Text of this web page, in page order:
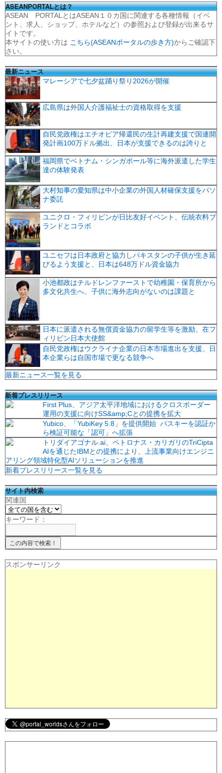
ASEANPORTALとは？
ASEAN PORTALとはASEAN１０カ国に関連する各種情報（イベ
ント、求人、ショップ、ホテルなど）の参照および登録が出来るサ
イトです。
本サイトの使い方は こちら(ASEANポータルの歩き方)からご確認下
さい。
最新ニュース
マレーシアで七夕盆踊り祭り2026が開催
広島県は外国人介護福祉士の資格取得を支援
自民党政権はエチオピア帰還民の生計再建支援で国連開
発計画100万ドル拠出、日本が支援できるのは誇りと
福岡県でベトナム・シンガポール等に海外派遣した学生
達の体験発表
大村知事の愛知県は中小企業の外国人材確保支援をパソ
ナ委託
ユニクロ・フィリピンが日比友好イベント、伝統衣料ブ
ランドとコラボ
ユニセフは日本政府と協力しパキスタンの子供が生き延
びるよう支援と、日本は648万ドル資金協力
小池都政はチルドレンファーストで幼稚園・保育所から
多文化共生へ、子供に海外志向がないのは課題と
日本に派遣される無償資金協力の留学生等を激励、在フ
ィリピン日本大使館
自民党政権はウクライナ企業の日本市場進出を支援、日
本企業らは自国市場で更なる競争へ
最新ニュース一覧を見る
新着プレスリリース
First Plus、アジア太平洋地域におけるクロスボーダー
運用の支援に向けSS&amp;Cとの提携を拡大
Yubico、「YubiKey 5.8」を提供開始 パスキーを認証か
ら検証可能な「認可」へ拡張
トリダイアゴナル.ai、ペトロナス・カリガリのTriCipta
AIを通じたIBMとの提携により、上流事業向けエンジニ
アリング領域特化型AIソリューションを推進
新着プレスリリース一覧を見る
サイト内検索
関連国
キーワード：
スポンサーリンク